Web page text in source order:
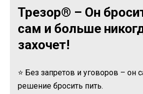
Трезор® – Он
сам и больше
захочет!
⭐ Без запретов и уговоров – он
решение бросить пить.